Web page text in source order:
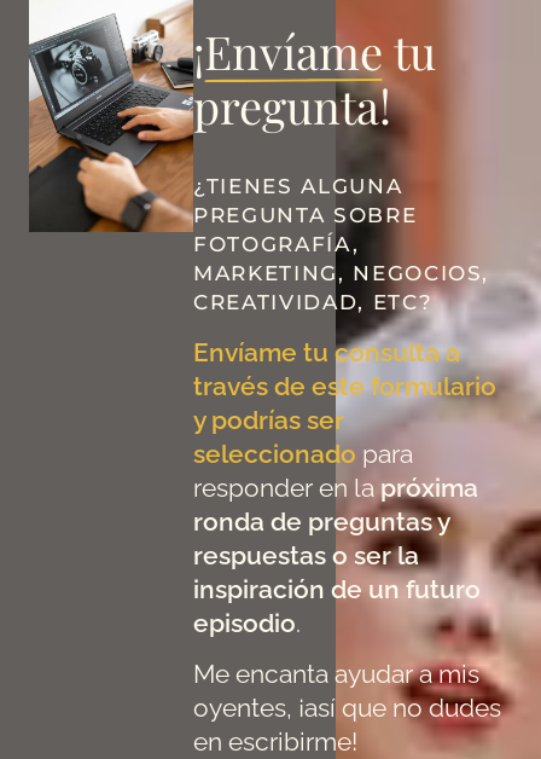
¡Envíametu
pregunta!
¿TIENES ALGUNA
PREGUNTA SOBRE
FOTOGRAFÍA,
MARKETING, NEGOCIOS,
CREATIVIDAD, ETC?
Envíame tu consulta a
través de este formulario
y podrías ser
seleccionado para
responder en la próxima
ronda de preguntas y
respuestas o ser la
inspiración de un futuro
episodio.
Me encanta ayudar a mis
oyentes, ¡así que no dudes
en escribirme!